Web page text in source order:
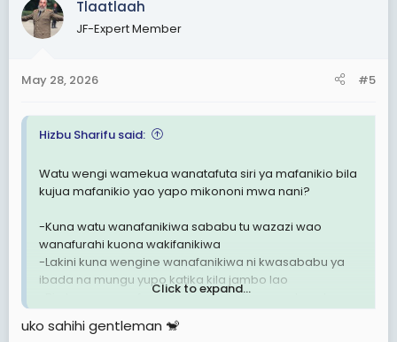
t
i
s
Tlaatlaah
JF-Expert Member
May 28, 2026 #5
Hizbu Sharifu said:
Watu wengi wamekua wanatafuta siri ya mafanikio bila
kujua mafanikio yao yapo mikononi mwa nani?
-Kuna watu wanafanikiwa sababu tu wazazi wao
wanafurahi kuona wakifanikiwa
-Lakini kuna wengine wanafanikiwa ni kwasababu ya
ibada na mungu yupo katika kila jambo lao
-Pia kuna wanaofanikiwa kwasababu wana baraka
-Vile vile wapo wanaofanikiwa sababu ya waganga
Click to expand...
uko sahihi gentleman 🐒